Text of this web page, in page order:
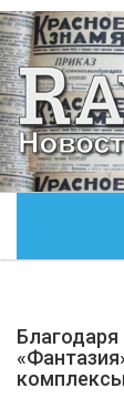
ОБЩЕСТВО